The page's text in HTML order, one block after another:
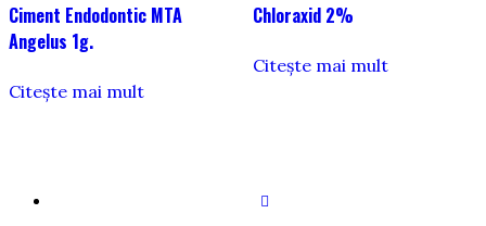
Ciment Endodontic MTA
Angelus 1g.
Citește mai mult
Chloraxid 2%
Citește mai mult